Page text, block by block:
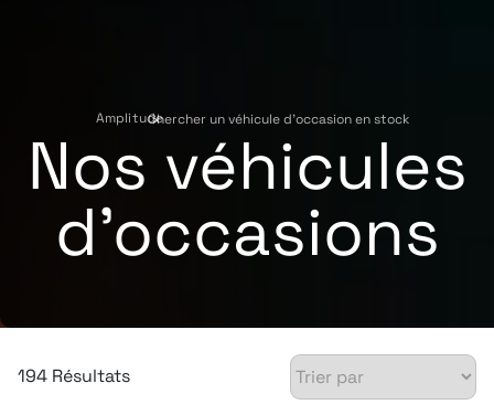
Amplitude
›
Chercher un véhicule d'occasion en stock
Nos véhicules
d'occasions
194 Résultats